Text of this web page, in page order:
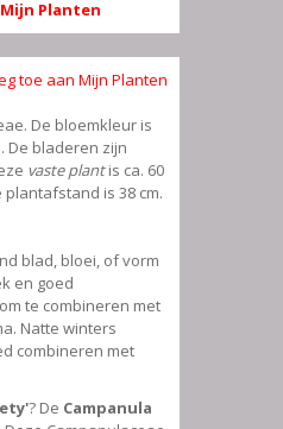
Mijn Planten
toe aan Mijn Planten
De bloemkleur is
De bladeren zijn
vaste plantis ca. 60
is 38 cm.
blad, bloei, of vorm
en goed
te combineren met
Natte winters
combineren met
? De Campanula